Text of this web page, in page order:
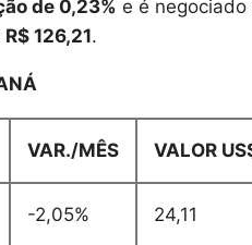
de 0,23% e é negociado
R$ 126,21.
VAR./MÊS VALOR
-2,05% 24,11